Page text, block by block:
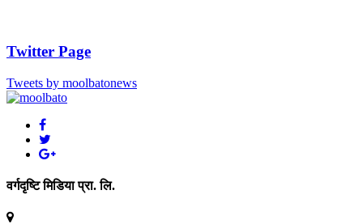
Twitter Page
Tweets by moolbatonews
वर्गदृष्टि मिडिया प्रा. लि.